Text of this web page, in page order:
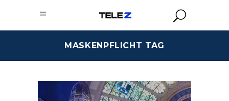
MASKENPFLICHT TAG